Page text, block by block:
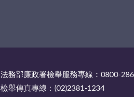
法務部廉政署檢舉服務專線：0800-
檢舉傳真專線：(02)2381-1234